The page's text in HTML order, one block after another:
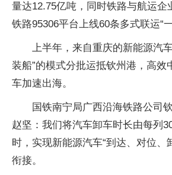
量达12.75亿吨，同时铁路与航运企
铁路95306平台上线60条多式联运“
上半年，来自重庆的新能源汽
装船”的模式分批运抵钦州港，高效
车加速出海。
国铁南宁局广西沿海铁路公司
赵坚：我们将汽车卸车时长由每列
时，实现新能源汽车“到达、对位、
衔接。